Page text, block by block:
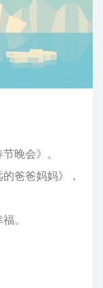
晚会》。
爸爸妈妈》，
。